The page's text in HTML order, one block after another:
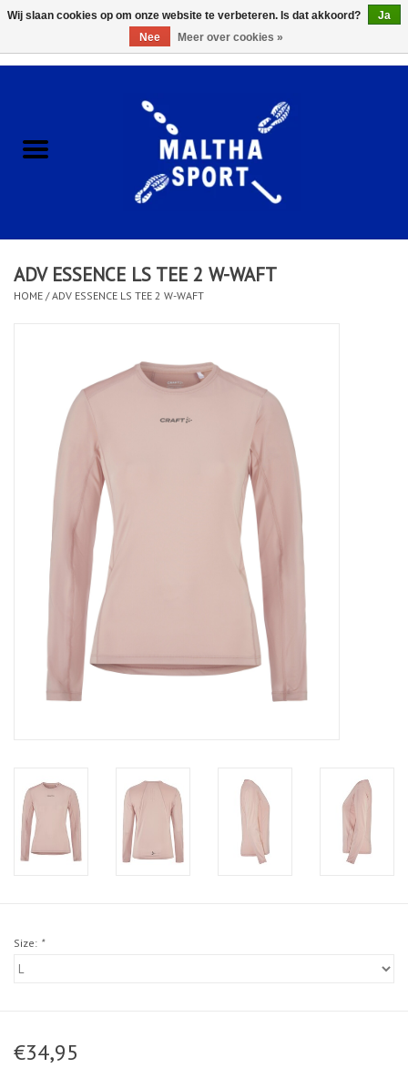
ACCESSOIRES/HARDWARE
KLEDING
CLUBSHOPS
Afspraak Loop Analyse
Diensten
Merken
ADV ESSENCE LS TEE 2 W-WAFT
HOME /ADV ESSENCE LS TEE 2 W-WAFT
Size: *
€34,95
Wij slaan cookies op om onze website te verbeteren. Is dat akkoord?
Ja
Nee
Meer over cookies »